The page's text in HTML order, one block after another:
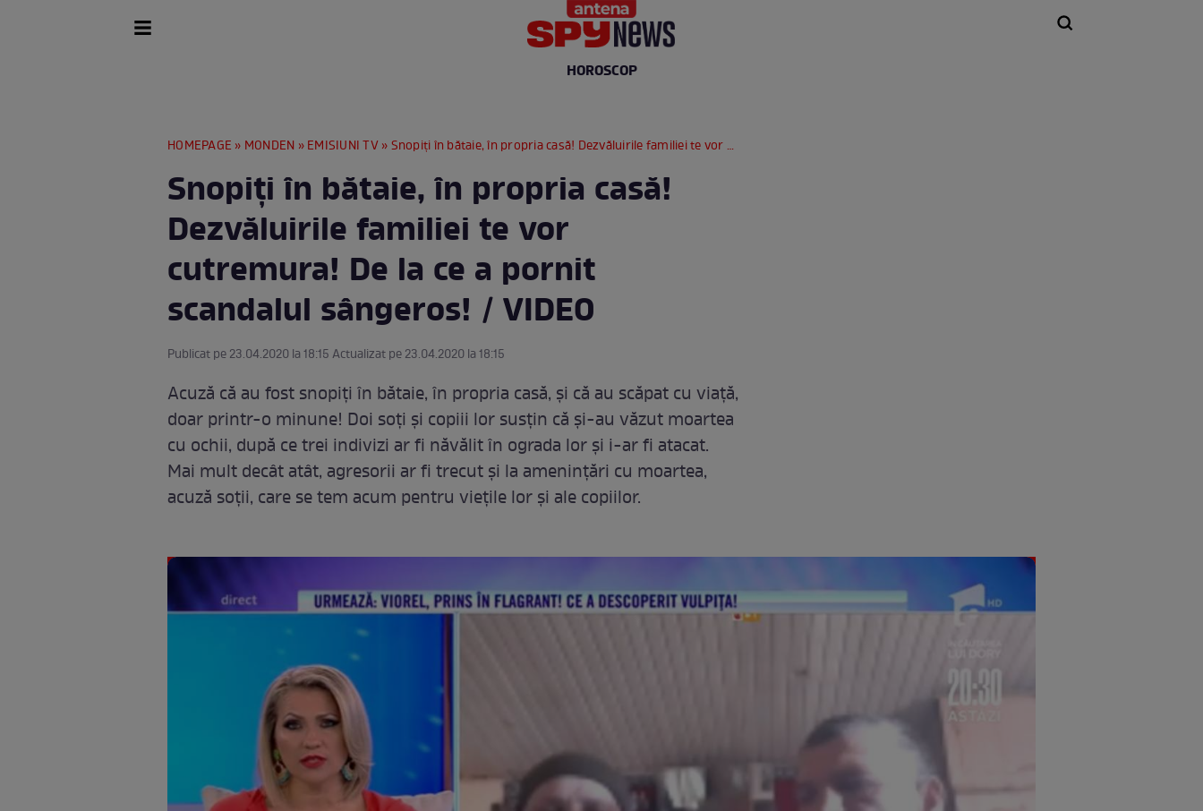
HOROSCOP
HOMEPAGE » MONDEN »EMISIUNI TV» Snopiți în bătaie, în propria casă! Dezvăluirile familiei te vor cutremura! De la ce a pornit scandalul sângeros! / VIDEO
Snopiți în bătaie, în propria casă!
Dezvăluirile familiei te vor
cutremura! De la ce a pornit
scandalul sângeros! / VIDEO
Publicat pe 23.04.2020 la 18:15 Actualizat pe 23.04.2020 la 18:15
Acuză că au fost snopiți în bătaie, în propria casă, și că au scăpat cu viață,
doar printr-o minune! Doi soți și copiii lor susțin că și-au văzut moartea
cu ochii, după ce trei indivizi ar fi năvălit în ograda lor și i-ar fi atacat.
Mai mult decât atât, agresorii ar fi trecut și la amenințări cu moartea,
acuză soții, care se tem acum pentru viețile lor și ale copiilor.